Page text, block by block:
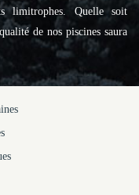
limitrophes. Quelle soit
de nos piscines saura